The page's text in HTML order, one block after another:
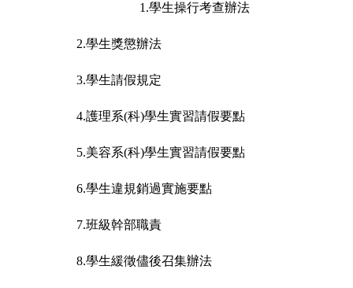
1.學生操行考查辦法
2.學生獎懲辦法
3.學生請假規定
4.護理系(科)學生實習請假要點
5.美容系(科)學生實習請假要點
6.學生違規銷過實施要點
7.班級幹部職責
8.學生緩徵儘後召集辦法